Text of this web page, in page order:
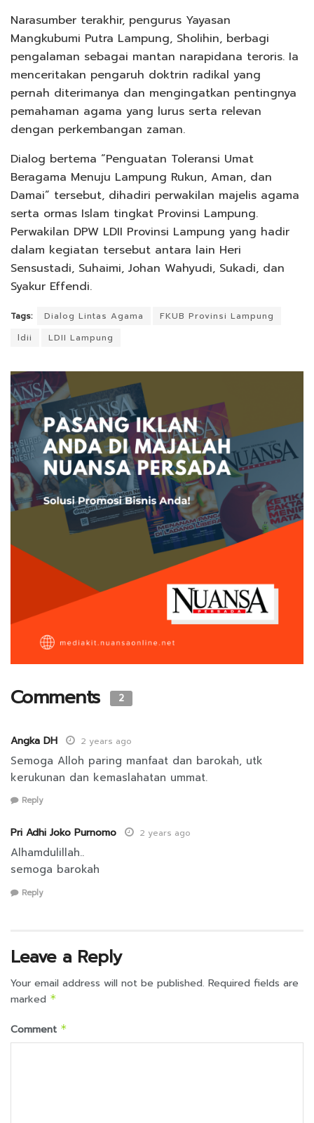
Narasumber terakhir, pengurus Yayasan
Mangkubumi Putra Lampung, Sholihin, berbagi
pengalaman sebagai mantan narapidana teroris. Ia
menceritakan pengaruh doktrin radikal yang
pernah diterimanya dan mengingatkan pentingnya
pemahaman agama yang lurus serta relevan
dengan perkembangan zaman.
Dialog bertema “Penguatan Toleransi Umat
Beragama Menuju Lampung Rukun, Aman, dan
Damai” tersebut, dihadiri perwakilan majelis agama
serta ormas Islam tingkat Provinsi Lampung.
Perwakilan DPW LDII Provinsi Lampung yang hadir
dalam kegiatan tersebut antara lain Heri
Sensustadi, Suhaimi, Johan Wahyudi, Sukadi, dan
Syakur Effendi.
Tags: Dialog Lintas Agama
FKUB Provinsi Lampung
ldii
LDII Lampung
Comments 2
Angka DH 2 years ago
Semoga Alloh paring manfaat dan barokah, utk
kerukunan dan kemaslahatan ummat.
Reply
Pri Adhi Joko Purnomo 2 years ago
Alhamdulillah..
semoga barokah
Reply
Leave a Reply
Your email address will not be published. Required fields are
marked *
Comment *